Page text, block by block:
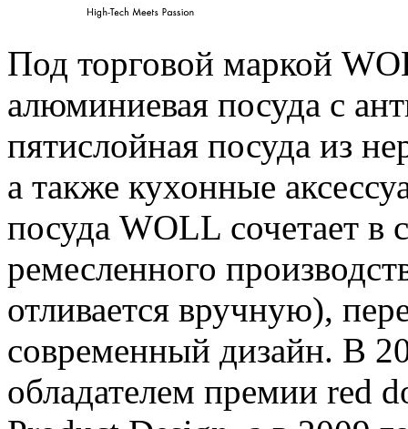
Под торговой маркой
алюминиевая посуда с
пятислойная посуда из
а также кухонные
посуда WOLL сочетает в
ремесленного
отливается вручную),
современный дизайн. В
обладателем премии red